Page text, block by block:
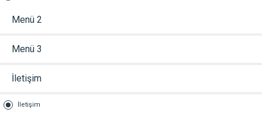
Menü 2
Menü 3
İletişim
İletişim